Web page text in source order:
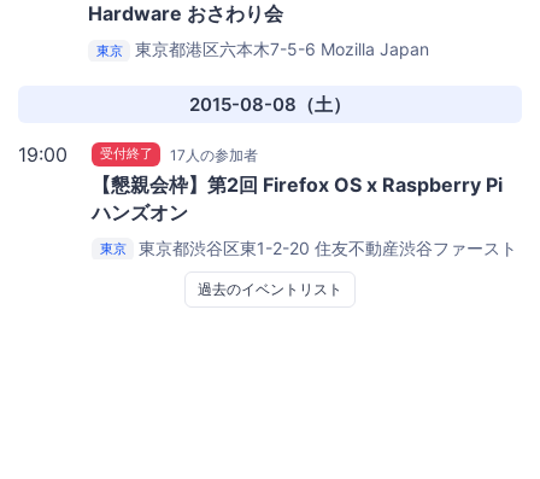
Hardware おさわり会
東京 東京都港区六本木7-5-6 Mozilla Japan
2015-08-08（土）
19:00 受付終了 17人の参加者
【懇親会枠】第2回 Firefox OS x Raspberry Pi
ハンズオン
東京
東京都渋谷区東1-2-20 住友不動産渋谷ファースト
株式会社ミクシィ
過去のイベントリスト